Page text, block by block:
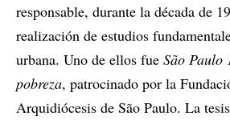
responsable, durante la década de
realización de estudios
urbana. Uno de ellos fue São Paulo
pobreza, patrocinado por la
Arquidiócesis de São Paulo. La